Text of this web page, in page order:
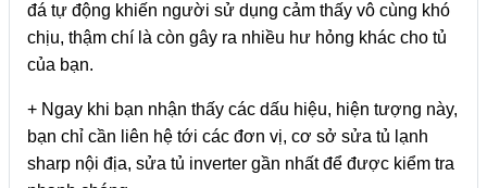
đá tự động khiến người sử dụng cảm thấy vô cùng khó
chịu, thậm chí là còn gây ra nhiều hư hỏng khác cho tủ
của bạn.
+ Ngay khi bạn nhận thấy các dấu hiệu, hiện tượng này,
bạn chỉ cần liên hệ tới các đơn vị, cơ sở sửa tủ lạnh
sharp nội địa, sửa tủ inverter gần nhất để được kiểm tra